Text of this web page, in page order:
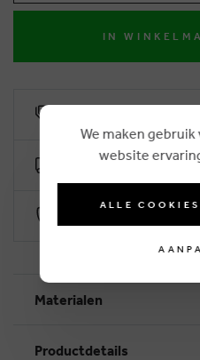
IN
Gratis levering vanaf
Materialen
Productdetails
We maken gebruik
website
ALLE